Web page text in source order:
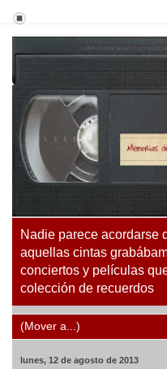
Nadie parece acordarse
aquellas cintas
conciertos y películas
colección de recuerdos
lunes, 12 de agosto de 2013